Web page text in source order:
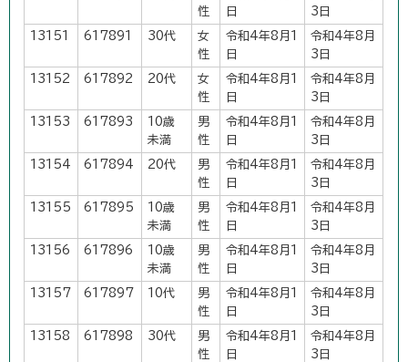
性
日
3日
13151 617891 30代
女
性
令和4年8月1
日
令和4年8月
3日
13152 617892 20代
女
性
令和4年8月1
日
令和4年8月
3日
13153 617893
10歳
未満
男
性
令和4年8月1
日
令和4年8月
3日
13154 617894 20代
男
性
令和4年8月1
日
令和4年8月
3日
13155 617895
10歳
未満
男
性
令和4年8月1
日
令和4年8月
3日
13156 617896
10歳
未満
男
性
令和4年8月1
日
令和4年8月
3日
13157 617897 10代
男
性
令和4年8月1
日
令和4年8月
3日
13158 617898 30代
男
性
令和4年8月1
日
令和4年8月
3日